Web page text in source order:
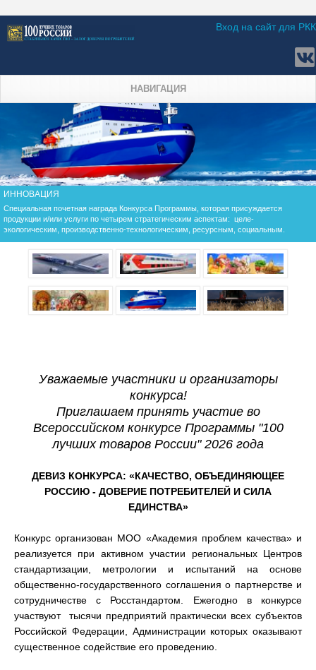
Вход на сайт для РКК
НАВИГАЦИЯ
ИННОВАЦИЯ
Специальная почетная награда Конкурса Программы, которая присуждается
продукции и/или услуги по четырем стратегическим аспектам: целе-
экологическим, производственно-технологическим, ресурсным, социальным.
Уважаемые участники и организаторы
конкурса!
Приглашаем принять участие во
Всероссийском конкурсе Программы "100
лучших товаров России" 2026 года
ДЕВИЗ КОНКУРСА: «КАЧЕСТВО, ОБЪЕДИНЯЮЩЕЕ
РОССИЮ - ДОВЕРИЕ ПОТРЕБИТЕЛЕЙ И СИЛА
ЕДИНСТВА»
Конкурс организован МОО «Академия проблем качества» и
реализуется при активном участии региональных Центров
стандартизации, метрологии и испытаний на основе
общественно-государственного соглашения о партнерстве и
сотрудничестве с Росстандартом. Ежегодно в конкурсе
участвуют тысячи предприятий практически всех субъектов
Российской Федерации, Администрации которых оказывают
существенное содействие его проведению.